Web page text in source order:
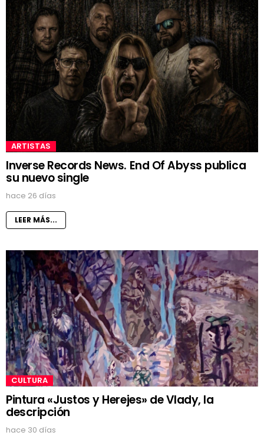
ARTISTAS
Inverse Records News. End Of Abyss publica
su nuevo single
hace 26 días
LEER MÁS...
CULTURA
Pintura «Justos y Herejes» de Vlady, la
descripción
hace 30 días